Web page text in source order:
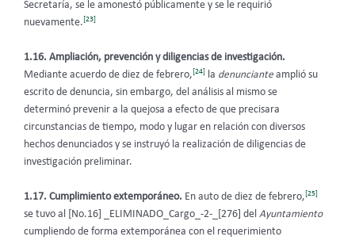
Secretaría, se le amonestó públicamente y se le requirió
nuevamente.[23]
1.16. Ampliación, prevención y diligencias de investigación.
Mediante acuerdo de diez de febrero,[24] la denuncianteamplió su
escrito de denuncia, sin embargo, del análisis al mismo se
determinó prevenir a la quejosa a efecto de que precisara
circunstancias de tiempo, modo y lugar en relación con diversos
hechos denunciados y se instruyó la realización de diligencias de
investigación preliminar.
1.17. Cumplimiento extemporáneo. En auto de diez de febrero,[25]
se tuvo al [No.16] _ELIMINADO_Cargo_-2-_[276] del Ayuntamiento
cumpliendo de forma extemporánea con el requerimiento